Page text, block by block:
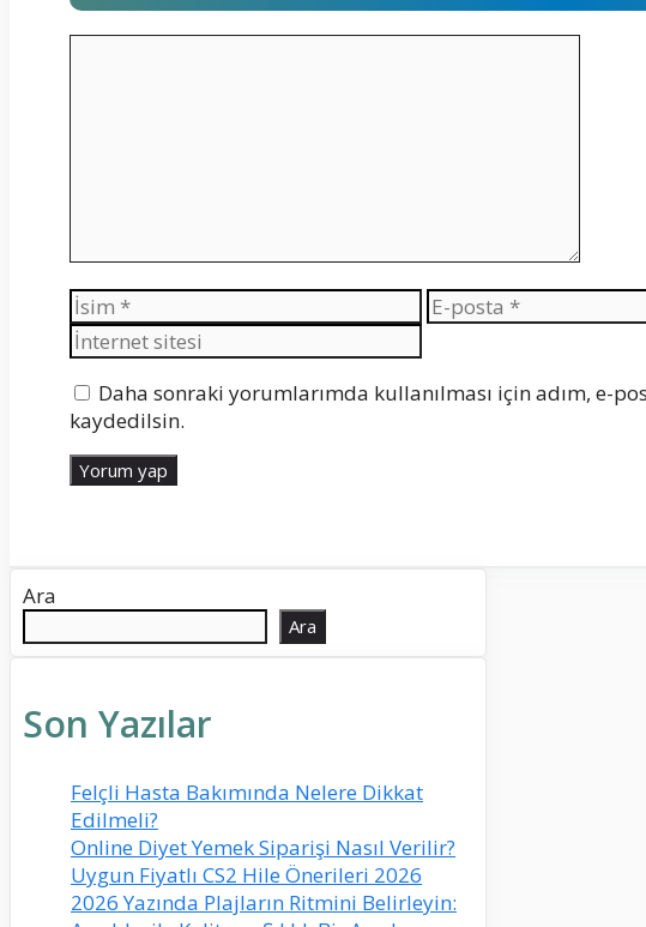
İsim
E-
posta
Daha sonraki yorumlarımda kullanılması için adım, e-
kaydedilsin.
Ara
Ara
Son Yazılar
Felçli Hasta Bakımında Nelere Dikkat
Edilmeli?
Online Diyet Yemek Siparişi Nasıl Verilir?
Uygun Fiyatlı CS2 Hile Önerileri 2026
2026 Yazında Plajların Ritmini Belirleyin: